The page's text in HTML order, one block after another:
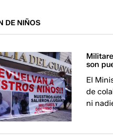
DE NIÑOS
son
El
de
ni